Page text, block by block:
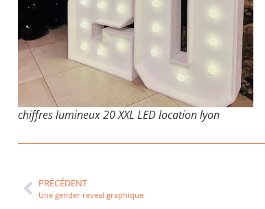
chiffres lumineux 20 XXL LED location lyon
PRÉCÉDENT
Une gender reveal graphique